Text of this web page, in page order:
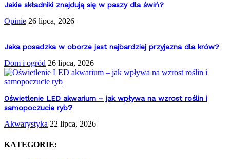
Jakie składniki znajdują się w paszy dla świń?
Opinie 26 lipca, 2026
Jaka posadzka w oborze jest najbardziej przyjazna dla krów?
Dom i ogród 26 lipca, 2026
Oświetlenie LED akwarium – jak wpływa na wzrost roślin i
samopoczucie ryb?
Akwarystyka 22 lipca, 2026
KATEGORIE: